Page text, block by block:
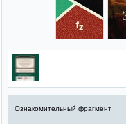
Ознакомительный фрагмент